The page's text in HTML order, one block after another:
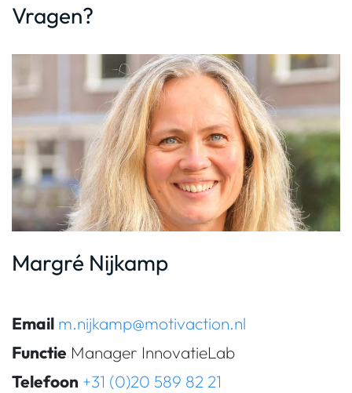
Vragen?
Margré Nijkamp
Email m.nijkamp@motivaction.nl
Functie Manager InnovatieLab
Telefoon +31 (0)20 589 82 21